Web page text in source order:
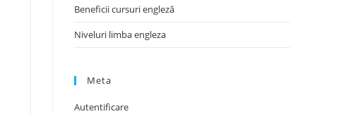
Beneficii cursuri engleză
Niveluri limba engleza
Meta
Autentificare